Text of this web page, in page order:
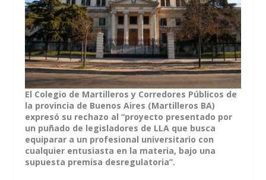
El Colegio de Martilleros y Corredores Públicos de
la provincia de Buenos Aires (Martilleros BA)
expresó su rechazo al “proyecto presentado por
un puñado de legisladores de LLA que busca
equiparar a un profesional universitario con
cualquier entusiasta en la materia, bajo una
supuesta premisa desregulatoria”.